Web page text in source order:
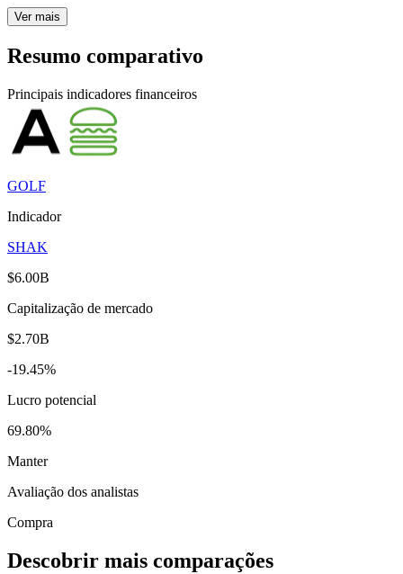
Ver mais
Resumo comparativo
Principais indicadores financeiros
GOLF
Indicador
SHAK
$6.00B
Capitalização de mercado
$2.70B
-19.45%
Lucro potencial
69.80%
Manter
Avaliação dos analistas
Compra
Descobrir mais comparações